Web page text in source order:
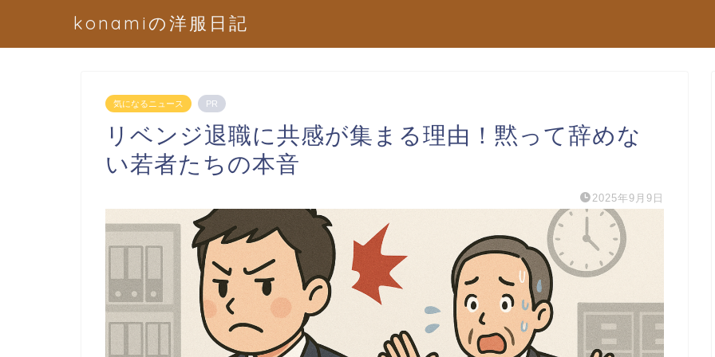
konamiの洋服日記
気になるニュース PR
リベンジ退職に共感が集まる理由！黙って辞めな
い若者たちの本音
2025年9月9日